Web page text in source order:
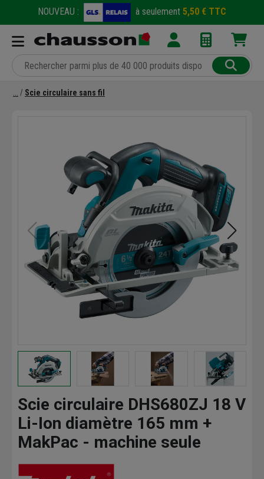
NOUVEAU : à seulement 5,50 € TTC
Scie circulaire sans fil
Scie circulaire DHS680ZJ 18 V
Li-Ion diamètre 165 mm +
MakPac - machine seule